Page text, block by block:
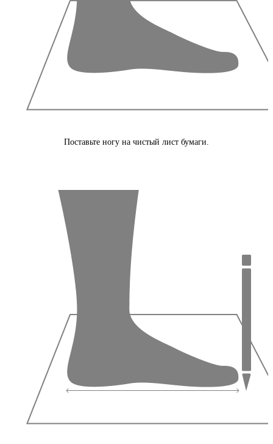
Поставьте ногу на чистый лист бумаги.